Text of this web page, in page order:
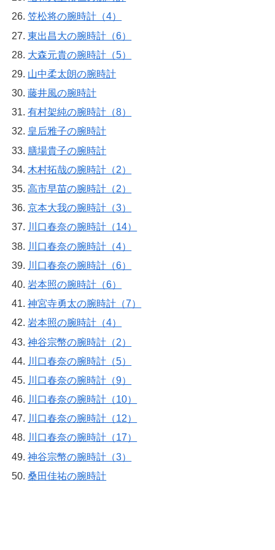
笠松将の腕時計（4）
東出昌大の腕時計（6）
大森元貴の腕時計（5）
山中柔太朗の腕時計
藤井風の腕時計
有村架純の腕時計（8）
皇后雅子の腕時計
膳場貴子の腕時計
木村拓哉の腕時計（2）
高市早苗の腕時計（2）
京本大我の腕時計（3）
川口春奈の腕時計（14）
川口春奈の腕時計（4）
川口春奈の腕時計（6）
岩本照の腕時計（6）
神宮寺勇太の腕時計（7）
岩本照の腕時計（4）
神谷宗幣の腕時計（2）
川口春奈の腕時計（5）
川口春奈の腕時計（9）
川口春奈の腕時計（10）
川口春奈の腕時計（12）
川口春奈の腕時計（17）
神谷宗幣の腕時計（3）
桑田佳祐の腕時計